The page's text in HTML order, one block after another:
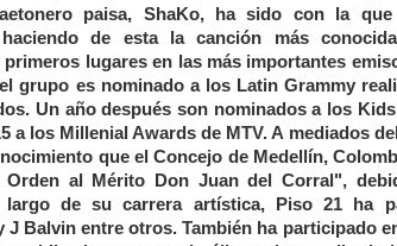
paisa, ShaKo, ha sido con la
haciendo de esta la canción más
lugares en las más importantes
grupo es nominado a los Latin Grammy
Un año después son nominados a los
a los Millenial Awards de MTV. A mediados
que el Concejo de Medellín,
Orden al Mérito Don Juan del Corral",
de su carrera artística, Piso 21 ha
Balvin entre otros. También ha participado